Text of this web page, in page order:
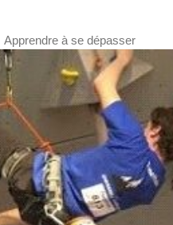
Apprendre à se dépasser